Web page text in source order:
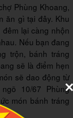
Phùng Khoang,
ăn gì tại đây. Khu
lại càng nhộn
Nếu bạn đang
trộn, bánh tráng
sẽ là điểm hẹn
sẽ dao động từ
10/67 Phùng
món bánh tráng